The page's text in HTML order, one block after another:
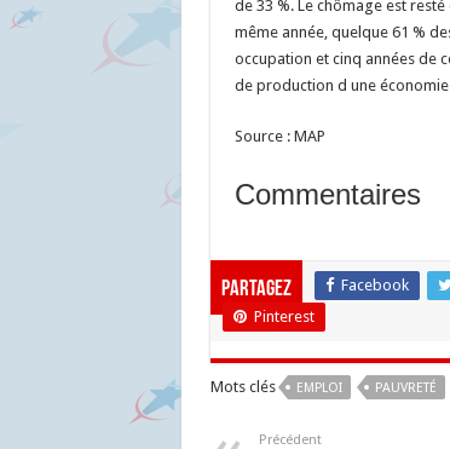
de 33 %. Le chômage est
même année, quelque 61 %
occupation et cinq années de
de production d une
Source : MAP
Commentaires
Partagez Facebook
Pinterest
Mots clés EMPLOI PAUVRETÉ
Précédent